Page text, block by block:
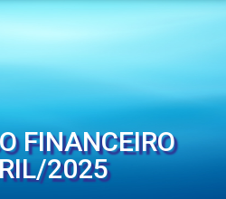
FINANCEIRO
2025